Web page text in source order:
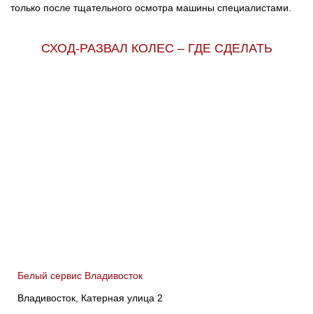
только после тщательного осмотра машины специалистами.
СХОД-РАЗВАЛ КОЛЕС – ГДЕ СДЕЛАТЬ
Белый сервис Владивосток
Владивосток, Катерная улица 2